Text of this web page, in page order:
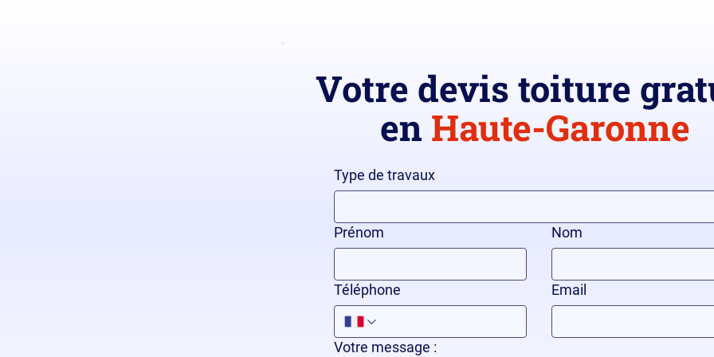
Votre devis toiture
en Haute-Garonne
Type de travaux
Prénom Nom
Téléphone Email
Votre message :